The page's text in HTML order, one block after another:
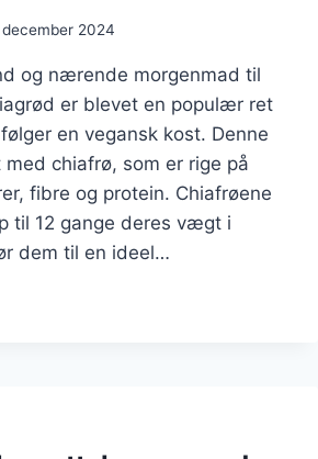
december 2024
og nærende morgenmad til
er blevet en populær ret
en vegansk kost. Denne
chiafrø, som er rige på
fibre og protein. Chiafrøene
til 12 gange deres vægt i
dem til en ideel…